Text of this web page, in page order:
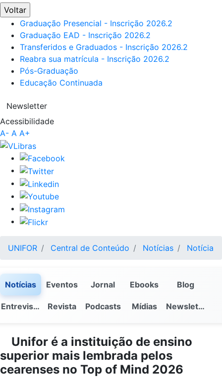
Voltar
Graduação Presencial - Inscrição 2026.2
Graduação EAD - Inscrição 2026.2
Transferidos e Graduados - Inscrição 2026.2
Reabra sua matrícula - Inscrição 2026.2
Pós-Graduação
Educação Continuada
Newsletter
Acessibilidade
A- A A+
UNIFOR Central de Conteúdo Notícias Notícia
Notícias Eventos Jornal Ebooks Blog
Entrevistas Revista Podcasts Mídias Newsletter
Unifor é a instituição de ensino
superior mais lembrada pelos
cearenses no Top of Mind 2026